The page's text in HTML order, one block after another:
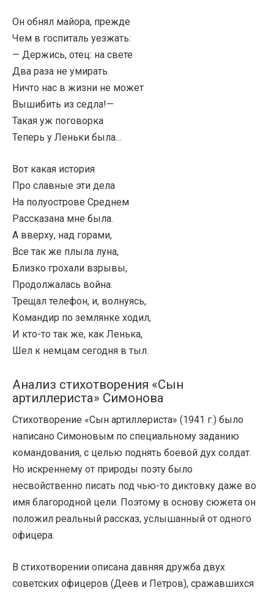
Он обнял майора, прежде
Чем в госпиталь уезжать:
— Держись, отец: на свете
Два раза не умирать.
Ничто нас в жизни не может
Вышибить из седла!—
Такая уж поговорка
Теперь у Леньки была…
Вот какая история
Про славные эти дела
На полуострове Среднем
Рассказана мне была.
А вверху, над горами,
Все так же плыла луна,
Близко грохали взрывы,
Продолжалась война.
Трещал телефон, и, волнуясь,
Командир по землянке ходил,
И кто-то так же, как Ленька,
Шел к немцам сегодня в тыл.
Анализ стихотворения «Сын
артиллериста» Симонова
Стихотворение «Сын артиллериста» (1941 г.) было
написано Симоновым по специальному заданию
командования, с целью поднять боевой дух солдат.
Но искреннему от природы поэту было
несвойственно писать под чью-то диктовку даже во
имя благородной цели. Поэтому в основу сюжета он
положил реальный рассказ, услышанный от одного
офицера.
В стихотворении описана давняя дружба двух
советских офицеров (Деев и Петров), сражавшихся